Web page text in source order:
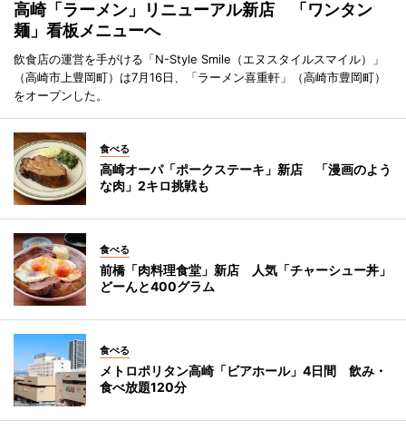
高崎「ラーメン」リニューアル新店 「ワンタン
麺」看板メニューへ
飲食店の運営を手がける「N-Style Smile（エヌスタイルスマイル）」
（高崎市上豊岡町）は7月16日、「ラーメン喜重軒」（高崎市豊岡町）
をオープンした。
食べる
高崎オーパ「ポークステーキ」新店 「漫画のよう
な肉」2キロ挑戦も
食べる
前橋「肉料理食堂」新店 人気「チャーシュー丼」
どーんと400グラム
食べる
メトロポリタン高崎「ビアホール」4日間 飲み・
食べ放題120分